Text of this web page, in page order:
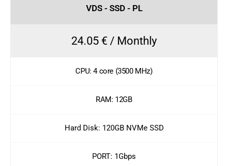
VDS - SSD - PL
24.05 € / Monthly
CPU: 4 core (3500 MHz)
RAM: 12GB
Hard Disk: 120GB NVMe SSD
PORT: 1Gbps